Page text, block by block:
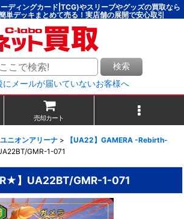
ディングカード|TCG)やスリーブやグッズの買取なら
単デッキまとめて売る！実店舗の展開で安心取引
検索
にメールが届いていないお客様へ
売却カート
ニオンアリーナ >
【UA22】GAMERA -Rebirth-
GMR-1-071
R★】UA22BT/GMR-1-071